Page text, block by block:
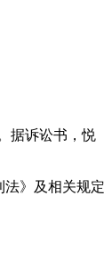
据诉讼书，悦
》及相关规定